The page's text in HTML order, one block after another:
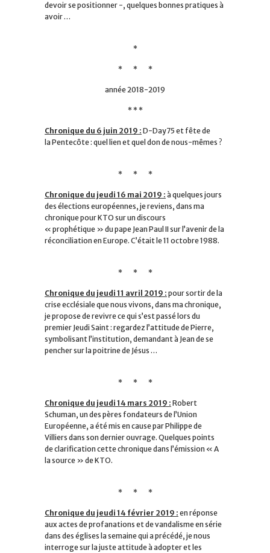
devoir se positionner -, quelques bonnes pratiques à
avoir …
*
* * *
année 2018-2019
* * *
Chronique du 6 juin 2019 : D-Day75 et fête de
la Pentecôte: quel lien et quel don de nous-mêmes ?
* * *
Chronique du jeudi 16 mai 2019 : à quelques jours
des élections européennes, je reviens, dans ma
chronique pour KTO sur un discours
« prophétique » du pape Jean Paul II sur l’avenir de la
réconciliation en Europe. C’était le 11 octobre 1988.
* * *
Chronique du jeudi 11 avril 2019 : pour sortir de la
crise ecclésiale que nous vivons, dans ma chronique,
je propose de revivre ce qui s’est passé lors du
premier Jeudi Saint : regardez l’attitude de Pierre,
symbolisant l’institution, demandant à Jean de se
pencher sur la poitrine de Jésus …
* * *
Chronique du jeudi 14 mars 2019 : Robert
Schuman, un des pères fondateurs de l’Union
Européenne, a été mis en cause par Philippe de
Villiers dans son dernier ouvrage. Quelques points
de clarification cette chronique dans l’émission « A
la source » de KTO.
* * *
Chronique du jeudi 14 février 2019 : en réponse
aux actes de profanations et de vandalisme en série
dans des églises la semaine qui a précédé, je nous
interroge sur la juste attitude à adopter et les